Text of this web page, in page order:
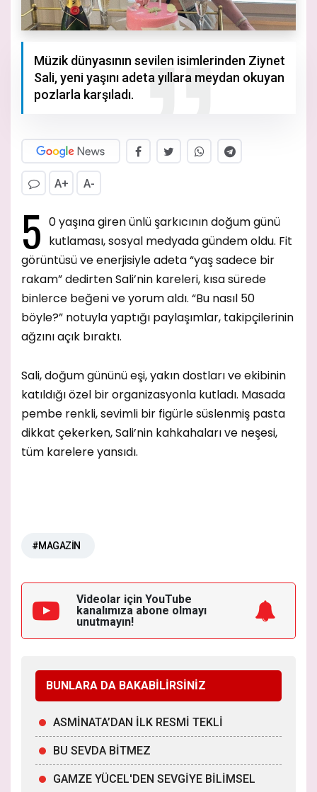
Müzik dünyasının sevilen isimlerinden Ziynet
Sali, yeni yaşını adeta yıllara meydan okuyan
pozlarla karşıladı.
A+ A-
5 0 yaşına giren ünlü şarkıcının doğum günü
kutlaması, sosyal medyada gündem oldu. Fit
görüntüsü ve enerjisiyle adeta “yaş sadece bir
rakam” dedirten Sali’nin kareleri, kısa sürede
binlerce beğeni ve yorum aldı. “Bu nasıl 50
böyle?” notuyla yaptığı paylaşımlar, takipçilerinin
ağzını açık bıraktı.
Sali, doğum gününü eşi, yakın dostları ve ekibinin
katıldığı özel bir organizasyonla kutladı. Masada
pembe renkli, sevimli bir figürle süslenmiş pasta
dikkat çekerken, Sali’nin kahkahaları ve neşesi,
tüm karelere yansıdı.
#MAGAZİN
Videolar için YouTube
kanalımıza abone olmayı
unutmayın!
BUNLARA DA BAKABİLİRSİNİZ
ASMİNATA’DAN İLK RESMİ TEKLİ
BU SEVDA BİTMEZ
GAMZE YÜCEL'DEN SEVGİYE BİLİMSEL